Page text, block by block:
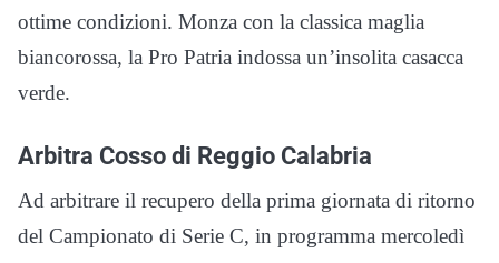
ottime condizioni. Monza con la classica maglia
biancorossa, la Pro Patria indossa un’insolita casacca
verde.
Arbitra Cosso di Reggio Calabria
Ad arbitrare il recupero della prima giornata di ritorno
del Campionato di Serie C, in programma mercoledì